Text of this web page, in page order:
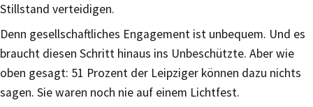
Stillstand verteidigen.
Denn gesellschaftliches Engagement ist unbequem. Und es
braucht diesen Schritt hinaus ins Unbeschützte. Aber wie
oben gesagt: 51 Prozent der Leipziger können dazu nichts
sagen. Sie waren noch nie auf einem Lichtfest.